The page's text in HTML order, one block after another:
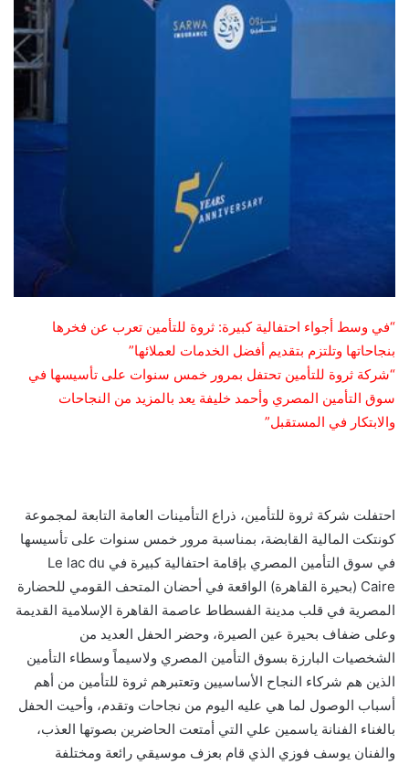
“في وسط أجواء احتفالية كبيرة: ثروة للتأمين تعرب عن فخرها
بنجاحاتها وتلتزم بتقديم أفضل الخدمات لعملائها”
“شركة ثروة للتأمين تحتفل بمرور خمس سنوات على تأسيسها في
سوق التأمين المصري وأحمد خليفة يعد بالمزيد من النجاحات
والابتكار في المستقبل”
احتفلت شركة ثروة للتأمين، ذراع التأمينات العامة التابعة لمجموعة
كونتكت المالية القابضة، بمناسبة مرور خمس سنوات على تأسيسها
في سوق التأمين المصري بإقامة احتفالية كبيرة في Le lac du
Caire (بحيرة القاهرة) الواقعة في أحضان المتحف القومي للحضارة
المصرية في قلب مدينة الفسطاط عاصمة القاهرة الإسلامية القديمة
وعلى ضفاف بحيرة عين الصيرة، وحضر الحفل العديد من
الشخصيات البارزة بسوق التأمين المصري ولاسيماً وسطاء التأمين
الذين هم شركاء النجاح الأساسيين وتعتبرهم ثروة للتأمين من أهم
أسباب الوصول لما هي عليه اليوم من نجاحات وتقدم، وأحيت الحفل
بالغناء الفنانة ياسمين علي التي أمتعت الحاضرين بصوتها العذب،
والفنان يوسف فوزي الذي قام بعزف موسيقي رائعة ومختلفة